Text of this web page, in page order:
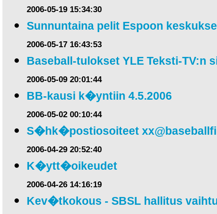
2006-05-19 15:34:30
Sunnuntaina pelit Espoon
2006-05-17 16:43:53
Baseball-tulokset YLE Teksti-TV:n
2006-05-09 20:01:44
BB-kausi k�yntiin 4.5.2006
2006-05-02 00:10:44
S�hk�postiosoiteet
2006-04-29 20:52:40
K�ytt�oikeudet
2006-04-26 14:16:19
Kev�tkokous - SBSL hallitus